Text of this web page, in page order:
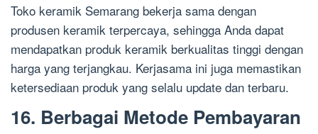
Toko keramik Semarang bekerja sama dengan
produsen keramik terpercaya, sehingga Anda dapat
mendapatkan produk keramik berkualitas tinggi dengan
harga yang terjangkau. Kerjasama ini juga memastikan
ketersediaan produk yang selalu update dan terbaru.
16. Berbagai Metode Pembayaran